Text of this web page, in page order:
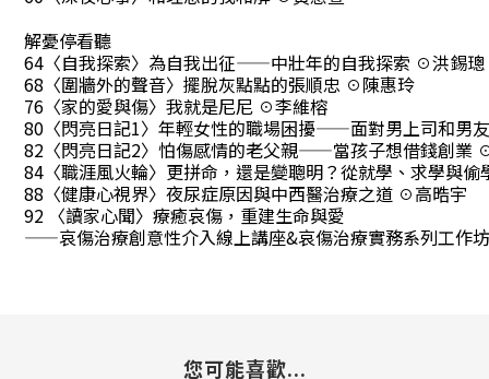
解憂停看聽
64〈自我探索〉為自我出征——中壯年的自我探索 ☉洪錫璁
68〈圍牆外的聲音〉擺脫灰點點的張順忠 ☉陳惠玲
76〈家的愛與傷〉我就是尼尼 ☉李維榕
80〈閃亮日記1〉年輕女性的職場困擾——面對男上司和男
82〈閃亮日記2〉怕傷感情的老父親——當孩子想借錢創業
84〈職涯風火輪〉更拼命，還是變聰明？從就學、求學與
88〈健康心視界〉夜尿症原因與中西醫治療之道 ☉高晧宇
92 〈讀家心聞〉療癒哀傷，重建生命與愛
——哀傷治療創意性介入線上講座&哀傷治療實務系列工作
您可能喜歡...